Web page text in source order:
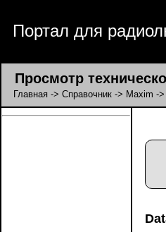
Портал для
Просмотр
Главная -> Справочник -> Maxim ->